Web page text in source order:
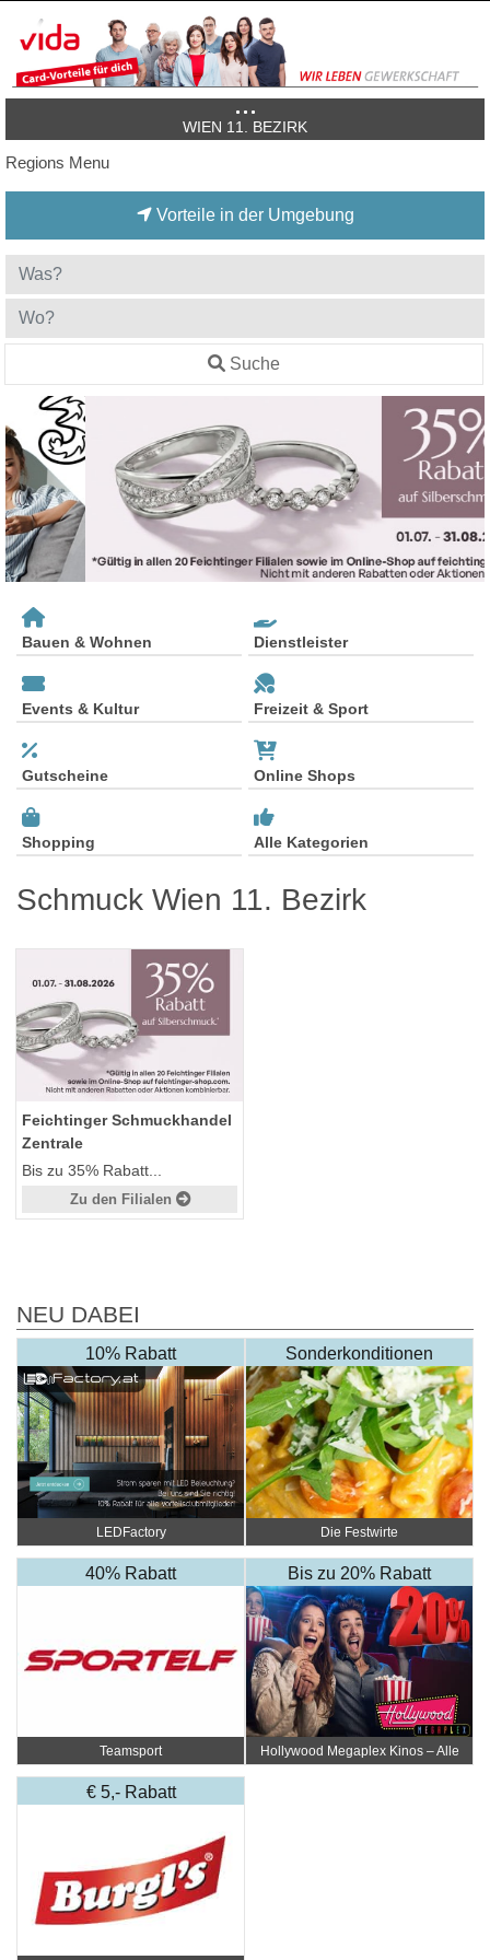
WIEN 11. BEZIRK
Regions Menu
Vorteile in der Umgebung
Suche
Bauen & Wohnen Dienstleister
Events & Kultur Freizeit & Sport
Gutscheine Online Shops
Shopping Alle Kategorien
Schmuck Wien 11. Bezirk
Feichtinger Schmuckhandel
Zentrale
Bis zu 35% Rabatt...
Zu den Filialen
NEU DABEI
10% Rabatt
LEDFactory
Sonderkonditionen
Die Festwirte
40% Rabatt
Teamsport
Bis zu 20% Rabatt
Hollywood Megaplex Kinos – Alle
€ 5,- Rabatt